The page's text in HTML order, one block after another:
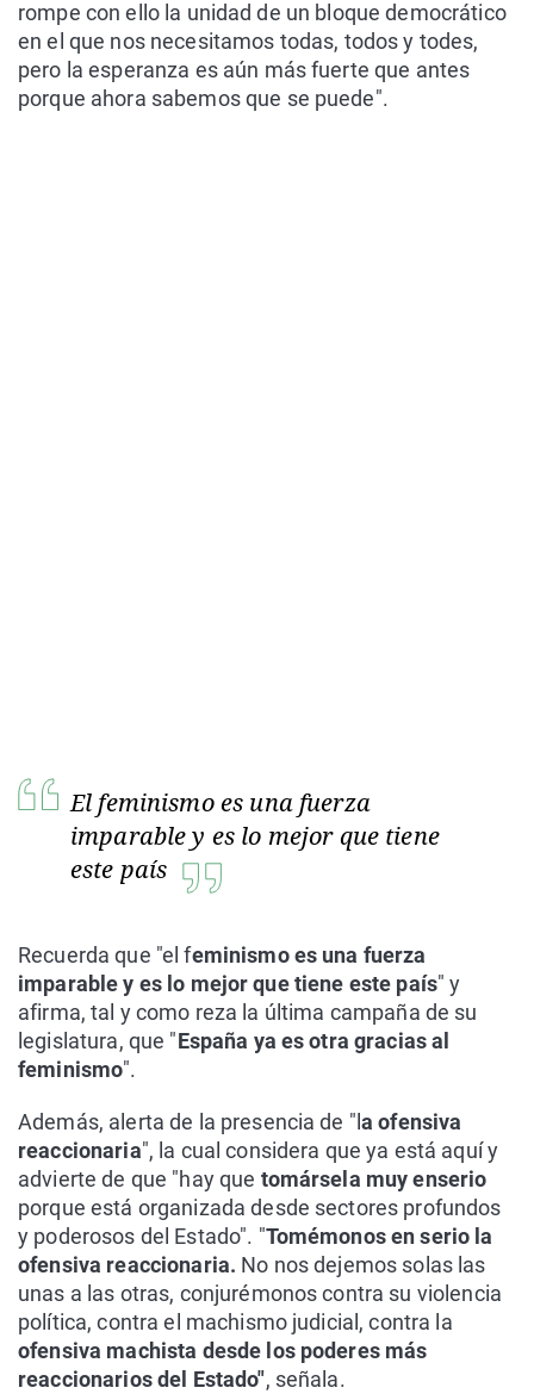
rompe con ello la unidad de un bloque democrático
en el que nos necesitamos todas, todos y todes,
pero la esperanza es aún más fuerte que antes
porque ahora sabemos que se puede".
El feminismo es una fuerza
imparable y es lo mejor que tiene
este país
Recuerda que "el feminismo es una fuerza
imparable y es lo mejor que tiene este país" y
afirma, tal y como reza la última campaña de su
legislatura, que "España ya es otra gracias al
feminismo".
Además, alerta de la presencia de "la ofensiva
reaccionaria", la cual considera que ya está aquí y
advierte de que "hay que tomársela muy enserio
porque está organizada desde sectores profundos
y poderosos del Estado". "Tomémonos en serio la
ofensiva reaccionaria. No nos dejemos solas las
unas a las otras, conjurémonos contra su violencia
política, contra el machismo judicial, contra la
ofensiva machista desde los poderes más
reaccionarios del Estado", señala.